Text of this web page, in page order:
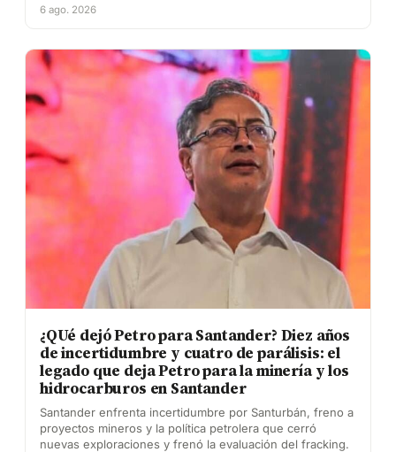
6 ago. 2026
¿QUé dejó Petro para Santander? Diez años
de incertidumbre y cuatro de parálisis: el
legado que deja Petro para la minería y los
hidrocarburos en Santander
Santander enfrenta incertidumbre por Santurbán, freno a
proyectos mineros y la política petrolera que cerró
nuevas exploraciones y frenó la evaluación del fracking.